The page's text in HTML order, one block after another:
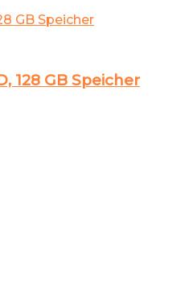
128 GB Speicher